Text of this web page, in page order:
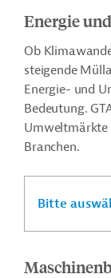
Energie
Ob
steigende
Energie- und
Bedeutung.
Umweltmärkte
Branchen.
Bitte